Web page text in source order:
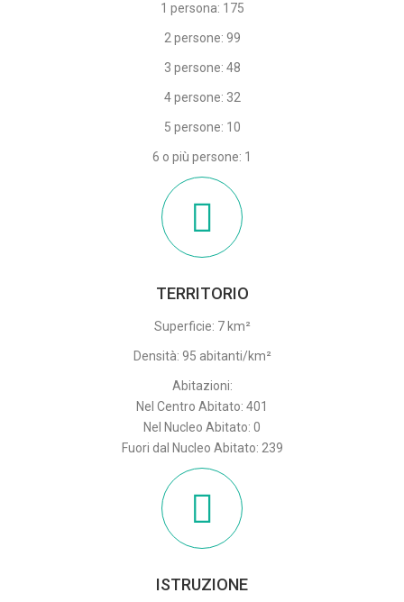
1 persona: 175
2 persone: 99
3 persone: 48
4 persone: 32
5 persone: 10
6 o più persone: 1
TERRITORIO
Superficie: 7 km²
Densità: 95 abitanti/km²
Abitazioni:
Nel Centro Abitato: 401
Nel Nucleo Abitato: 0
Fuori dal Nucleo Abitato: 239
ISTRUZIONE